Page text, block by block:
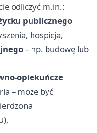
odliczyć m.in.:
publicznego
hospicja,
– np. budowę lub
opiekuńcze
– może być